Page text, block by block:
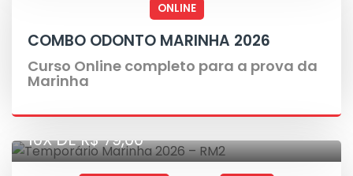
ONLINE
COMBO ODONTO MARINHA 2026
Curso Online completo para a prova da
Marinha
10X DE R$ 79,00